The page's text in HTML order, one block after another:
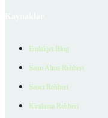
Emlakjet Blog
Satın Alma Rehberi
Satıcı Rehberi
Kiralama Rehberi